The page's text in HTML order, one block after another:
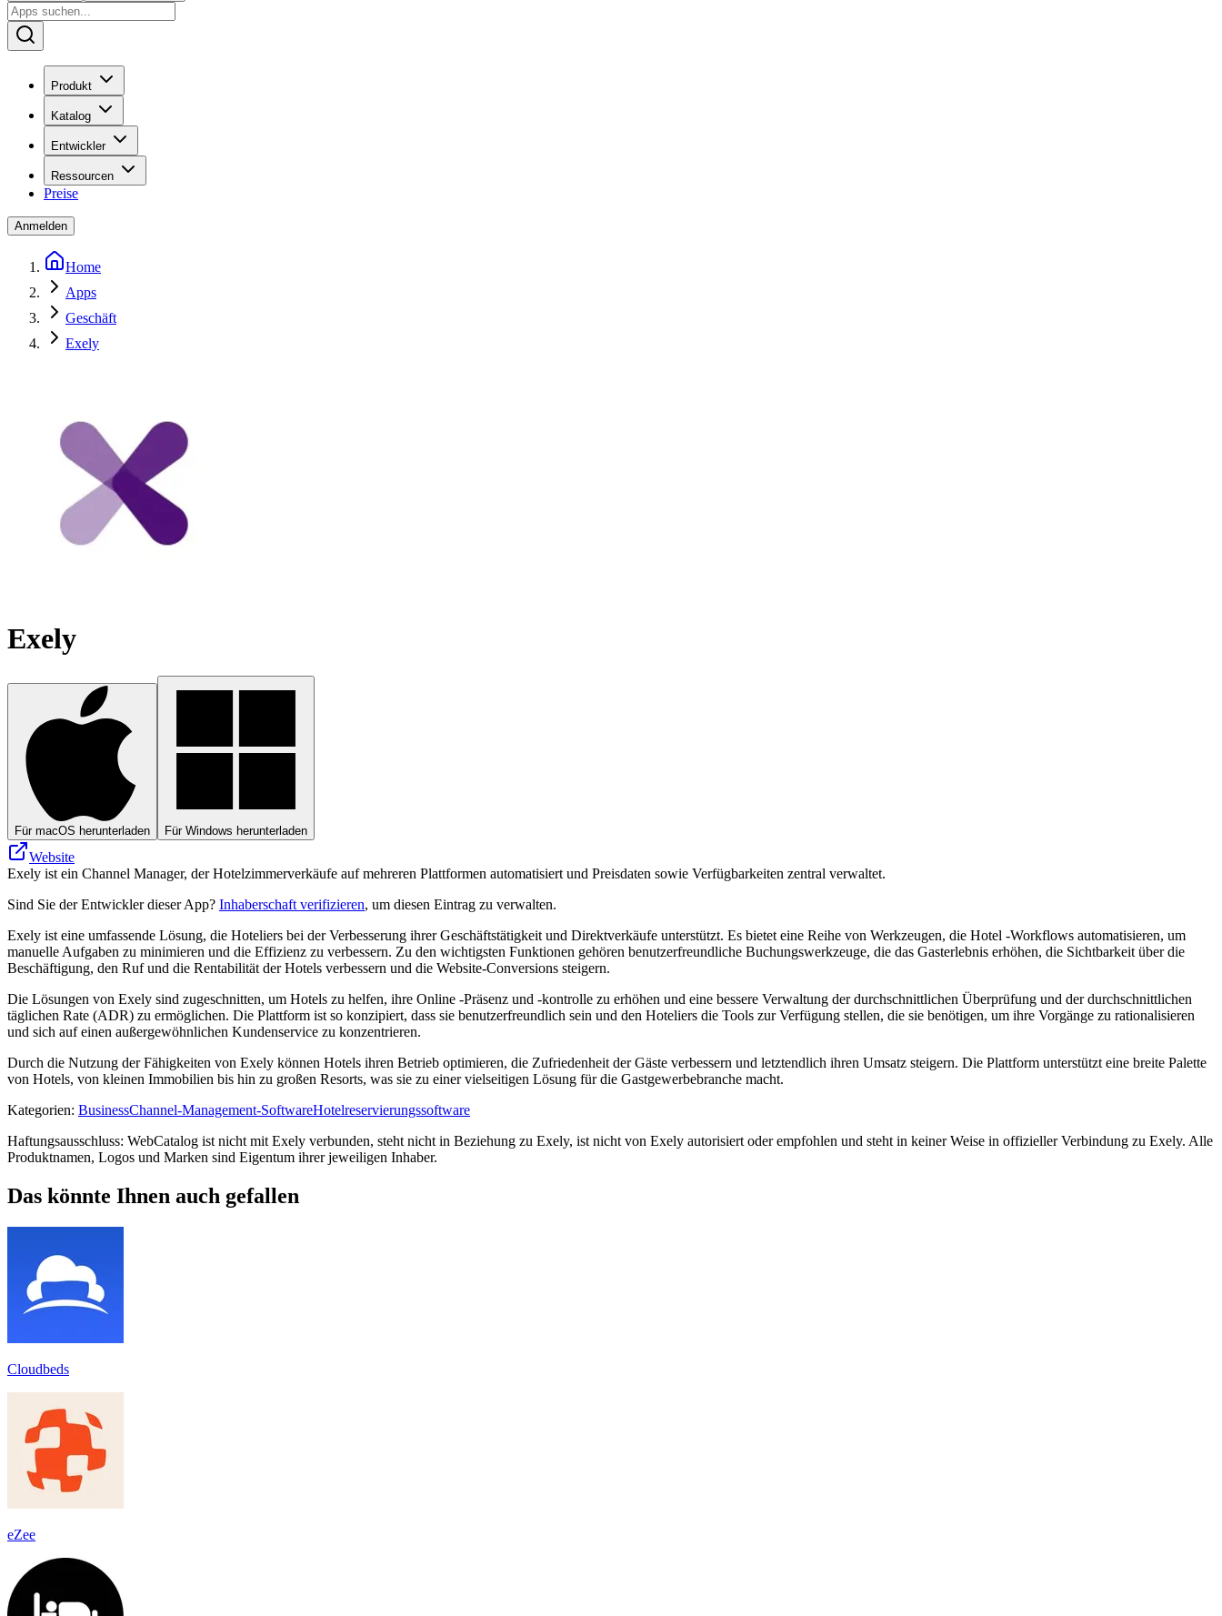
Produkt
Katalog
Entwickler
Ressourcen
Preise
Anmelden
Home
Apps
Geschäft
Exely
Exely
Für macOS herunterladen Für Windows herunterladen
Website
Exely ist ein Channel Manager, der Hotelzimmerverkäufe auf mehreren Plattformen automatisiert und Preisdaten sowie Verfügbarkeiten zentral verwaltet.
Sind Sie der Entwickler dieser App? Inhaberschaft verifizieren, um diesen Eintrag zu verwalten.
Exely ist eine umfassende Lösung, die Hoteliers bei der Verbesserung ihrer Geschäftstätigkeit und Direktverkäufe unterstützt. Es bietet eine Reihe von Werkzeugen, die Hotel -Workflows automatisieren, um
manuelle Aufgaben zu minimieren und die Effizienz zu verbessern. Zu den wichtigsten Funktionen gehören benutzerfreundliche Buchungswerkzeuge, die das Gasterlebnis erhöhen, die Sichtbarkeit über die
Beschäftigung, den Ruf und die Rentabilität der Hotels verbessern und die Website-Conversions steigern.
Die Lösungen von Exely sind zugeschnitten, um Hotels zu helfen, ihre Online -Präsenz und -kontrolle zu erhöhen und eine bessere Verwaltung der durchschnittlichen Überprüfung und der durchschnittlichen
täglichen Rate (ADR) zu ermöglichen. Die Plattform ist so konzipiert, dass sie benutzerfreundlich sein und den Hoteliers die Tools zur Verfügung stellen, die sie benötigen, um ihre Vorgänge zu rationalisieren
und sich auf einen außergewöhnlichen Kundenservice zu konzentrieren.
Durch die Nutzung der Fähigkeiten von Exely können Hotels ihren Betrieb optimieren, die Zufriedenheit der Gäste verbessern und letztendlich ihren Umsatz steigern. Die Plattform unterstützt eine breite Palette
von Hotels, von kleinen Immobilien bis hin zu großen Resorts, was sie zu einer vielseitigen Lösung für die Gastgewerbebranche macht.
Kategorien: BusinessChannel-Management-SoftwareHotelreservierungssoftware
Haftungsausschluss: WebCatalog ist nicht mit Exely verbunden, steht nicht in Beziehung zu Exely, ist nicht von Exely autorisiert oder empfohlen und steht in keiner Weise in offizieller Verbindung zu Exely. Alle
Produktnamen, Logos und Marken sind Eigentum ihrer jeweiligen Inhaber.
Das könnte Ihnen auch gefallen
Cloudbeds
eZee